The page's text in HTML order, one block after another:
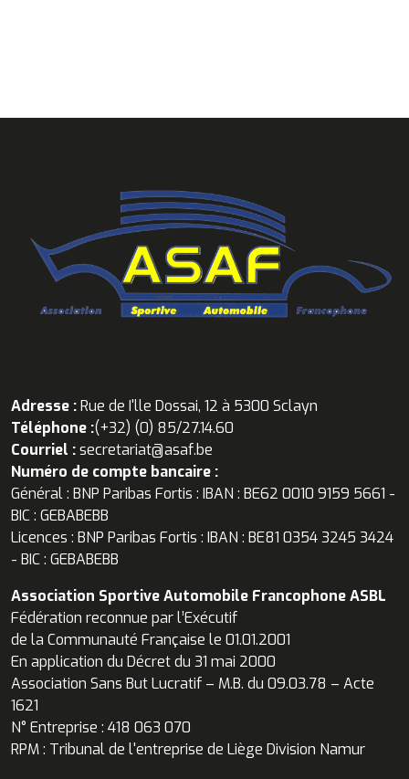
Adresse :Rue de I'lle Dossai, 12 à 5300 Sclayn
Téléphone :(+32) (0) 85/27.14.60
Courriel :secretariat@asaf.be
Numéro de compte bancaire :
Général : BNP Paribas Fortis : IBAN : BE62 0010 9159 5661 -
BIC : GEBABEBB
Licences : BNP Paribas Fortis : IBAN : BE81 0354 3245 3424
- BIC : GEBABEBB
Association Sportive Automobile Francophone ASBL
Fédération reconnue par l’Exécutif
de la Communauté Française le 01.01.2001
En application du Décret du 31 mai 2000
Association Sans But Lucratif – M.B. du 09.03.78 – Acte
1621
N° Entreprise : 418 063 070
RPM : Tribunal de l'entreprise de Liège Division Namur